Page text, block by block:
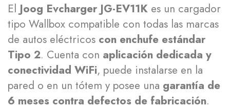
El Joog Evcharger JG-EV11K es un cargador
tipo Wallbox compatible con todas las marcas
de autos eléctricos con enchufe estándar
Tipo 2. Cuenta con aplicación dedicada y
conectividad WiFi, puede instalarse en la
pared o en un tótem y posee una garantía de
6 meses contra defectos de fabricación.